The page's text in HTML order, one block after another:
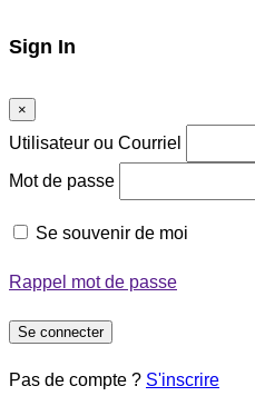
Sign In
×
Utilisateur ou Courriel
Mot de passe
Se souvenir de moi
Rappel mot de passe
Se connecter
Pas de compte ? S'inscrire